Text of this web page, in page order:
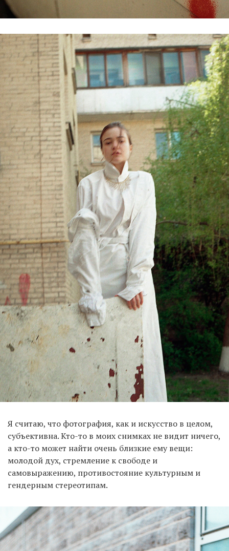
Я считаю, что фотография, как и искусство в целом,
субъективна. Кто-то в моих снимках не видит ничего,
а кто-то может найти очень близкие ему вещи:
молодой дух, стремление к свободе и
самовыражению, противостояние культурным и
гендерным стереотипам.